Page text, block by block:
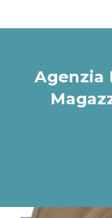
Agenzia